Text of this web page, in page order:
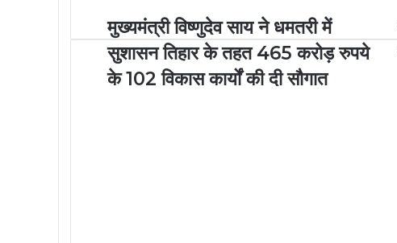
मुख्यमंत्री विष्णुदेव साय ने धमतरी में
सुशासन तिहार के तहत 465 करोड़ रुपये
के 102 विकास कार्यों की दी सौगात